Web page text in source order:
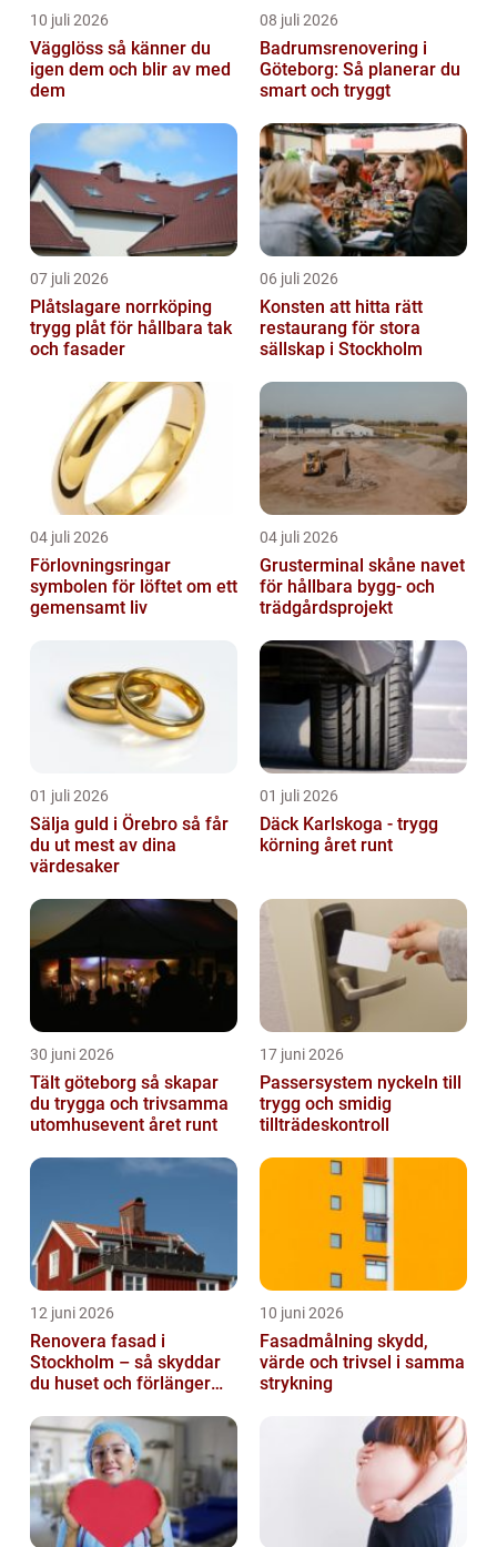
10 juli 2026
Vägglöss så känner du
igen dem och blir av med
dem
08 juli 2026
Badrumsrenovering i
Göteborg: Så planerar du
smart och tryggt
07 juli 2026
Plåtslagare norrköping
trygg plåt för hållbara tak
och fasader
06 juli 2026
Konsten att hitta rätt
restaurang för stora
sällskap i Stockholm
04 juli 2026
Förlovningsringar
symbolen för löftet om ett
gemensamt liv
04 juli 2026
Grusterminal skåne navet
för hållbara bygg- och
trädgårdsprojekt
01 juli 2026
Sälja guld i Örebro så får
du ut mest av dina
värdesaker
01 juli 2026
Däck Karlskoga - trygg
körning året runt
30 juni 2026
Tält göteborg så skapar
du trygga och trivsamma
utomhusevent året runt
17 juni 2026
Passersystem nyckeln till
trygg och smidig
tillträdeskontroll
12 juni 2026
Renovera fasad i
Stockholm – så skyddar
du huset och förlänger
10 juni 2026
Fasadmålning skydd,
värde och trivsel i samma
strykning